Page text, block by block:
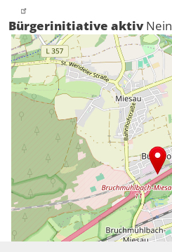
Bürgerinitiative aktiv Nein